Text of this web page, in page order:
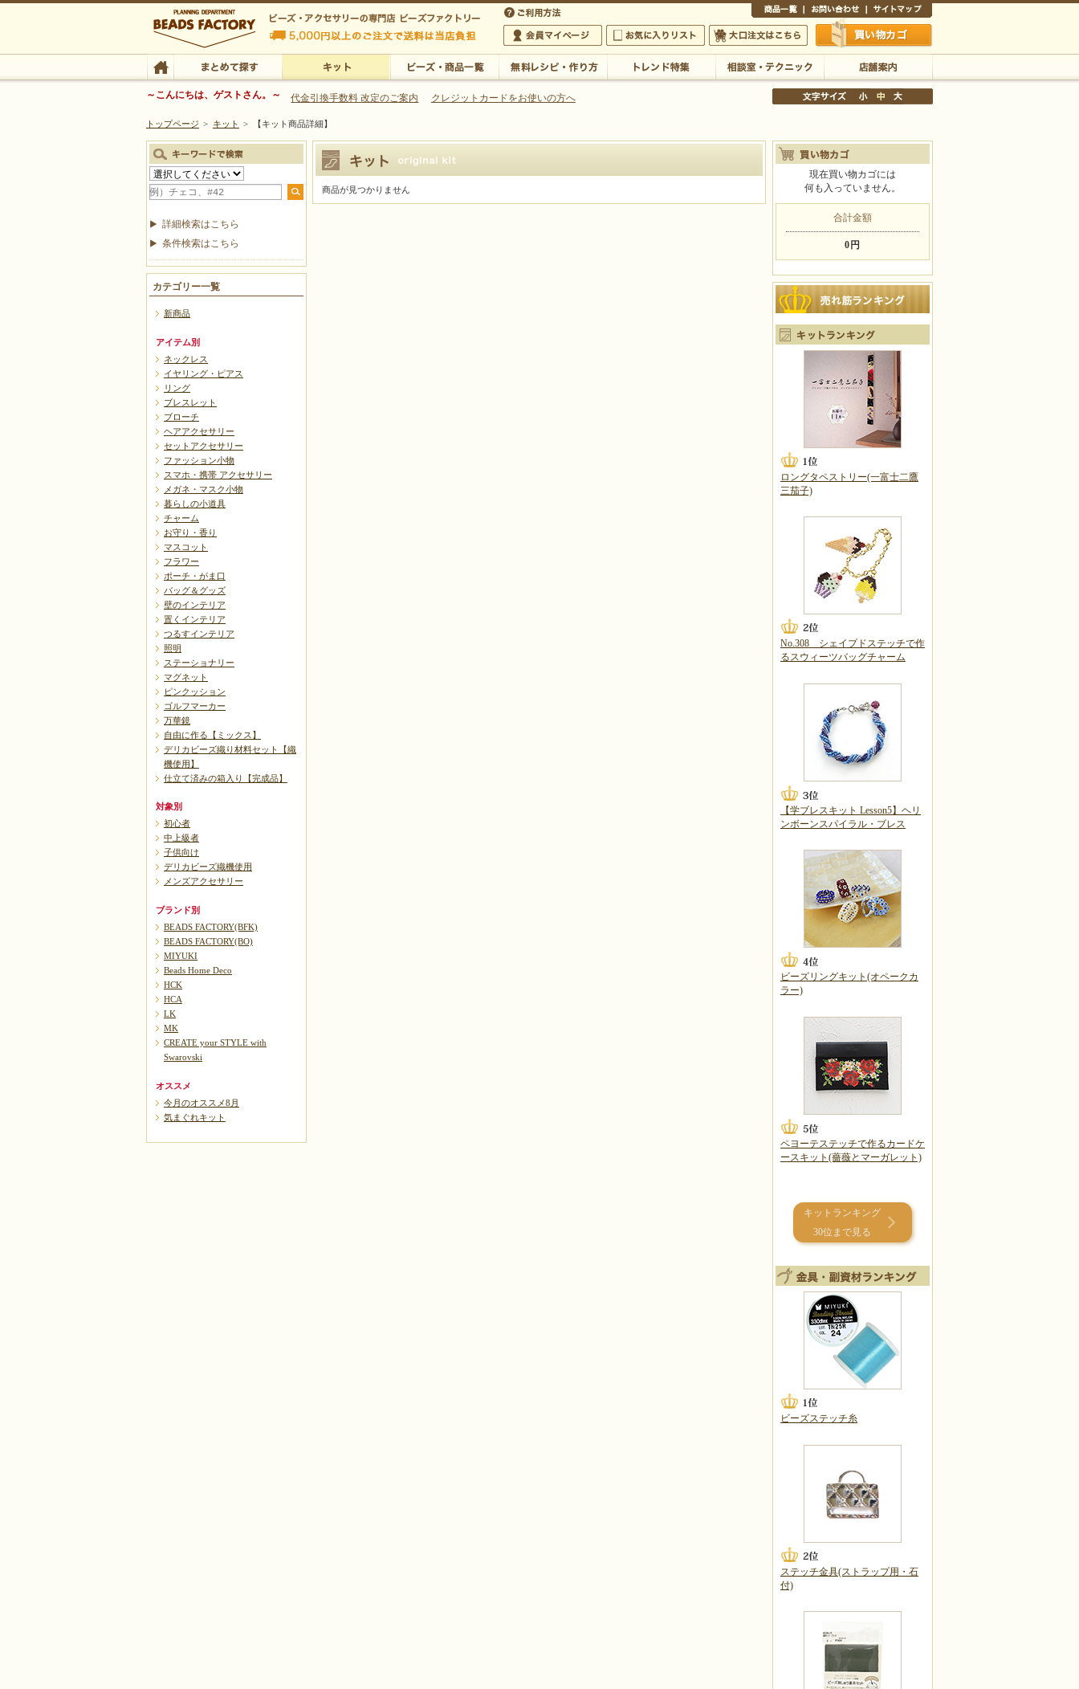
ビーズファクトリー ビーズ・パーツ・金具など・アクセサリーの専門店
ビーズ・アクセサリーの専門店 ビーズファクトリー 5,000円以上のご注文で送料は当店が負担いたします
ビーズ・アクセサリーの専門店 ビーズファクトリー 5,000円以上のご注文で送料は当店が負担いたします
会員マイページ
お気に入りリスト 大口注文はこちら 買い物かご
TOP まとめて探す 店舗案内
～こんにちは、ゲストさん。～ 代金引換手数料 改定のご案内 クレジットカードをお使いの方へ
トップページ > キット > 【キット商品詳細】
商品が見つかりません
詳細検索はこちら
条件検索はこちら
カテゴリー一覧
新商品
アイテム別
ネックレス
イヤリング・ピアス
リング
ブレスレット
ブローチ
ヘアアクセサリー
セットアクセサリー
ファッション小物
スマホ・携帯 アクセサリー
メガネ・マスク小物
暮らしの小道具
チャーム
お守り・香り
マスコット
フラワー
ポーチ・がま口
バッグ＆グッズ
壁のインテリア
置くインテリア
つるすインテリア
照明
ステーショナリー
マグネット
ピンクッション
ゴルフマーカー
万華鏡
自由に作る【ミックス】
デリカビーズ織り材料セット【織
機使用】
仕立て済みの箱入り【完成品】
対象別
初心者
中上級者
子供向け
デリカビーズ織機使用
メンズアクセサリー
ブランド別
BEADS FACTORY(BFK)
BEADS FACTORY(BO)
MIYUKI
Beads Home Deco
HCK
HCA
LK
MK
CREATE your STYLE with
Swarovski
オススメ
今月のオススメ8月
気まぐれキット
現在買い物カゴには
何も入っていません。
合計金額
0円
ロングタペストリー(一富士二鷹
三茄子)
No.308 シェイプドステッチで作
るスウィーツバッグチャーム
【学ブレスキット Lesson5】ヘリ
ンボーンスパイラル・ブレス
ビーズリングキット(オペークカ
ラー)
ペヨーテステッチで作るカードケ
ースキット(薔薇とマーガレット)
キットランキング
30位まで見る
ビーズステッチ糸
ステッチ金具(ストラップ用・石
付)